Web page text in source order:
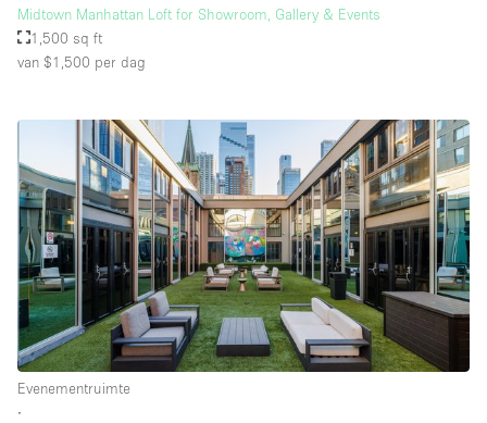
Midtown Manhattan Loft for Showroom, Gallery & Events
1,500 sq ft
van $1,500 per dag
Evenementruimte
∙